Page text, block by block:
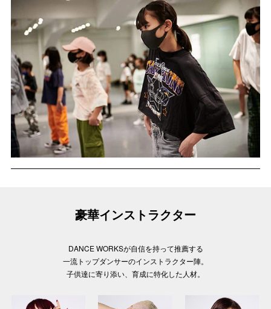
豪華インストラクター
DANCE WORKSが自信を持って推薦する
一流トップダンサーのインストラクター陣。
子供達に寄り添い、育成に特化した人材。